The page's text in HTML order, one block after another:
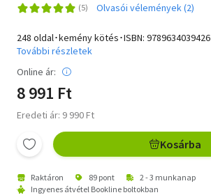
Olvasói vélemények (2)
248 oldal･kemény kötés･ISBN: 9789634039426
További részletek
Online ár:
8 991 Ft
Eredeti ár: 9 990 Ft
Kosárba
Raktáron 89 pont
2 - 3 munkanap
Ingyenes átvétel Bookline boltokban